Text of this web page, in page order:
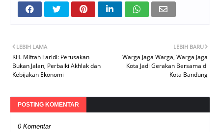
LEBIH BARU
Warga Jaga Warga, Warga Jaga
Kota Jadi Gerakan Bersama di
Kota Bandung
LEBIH LAMA
KH. Miftah Faridl: Perusakan
Bukan Jalan, Perbaiki Akhlak dan
Kebijakan Ekonomi
POSTING KOMENTAR
0 Komentar